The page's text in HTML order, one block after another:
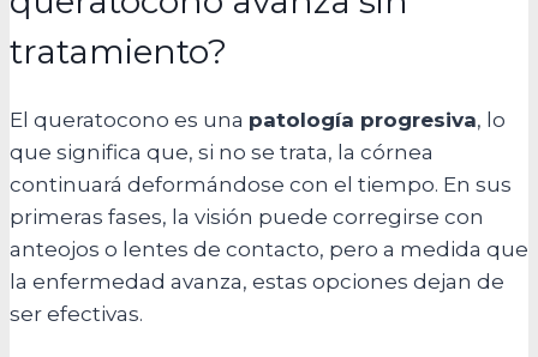
tratamiento?
El queratocono es una patología progresiva, lo
que significa que, si no se trata, la córnea
continuará deformándose con el tiempo. En sus
primeras fases, la visión puede corregirse con
anteojos o lentes de contacto, pero a medida que
la enfermedad avanza, estas opciones dejan de
ser efectivas.